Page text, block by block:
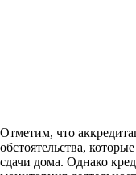
Отметим, что
обстоятельства,
сдачи дома. Однако